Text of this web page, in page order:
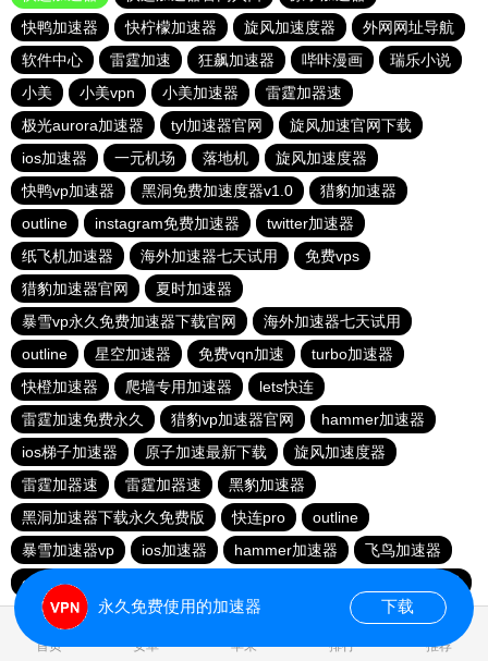
快鸭加速器
快柠檬加速器 旋风加速度器
外网网址导航
软件中心
雷霆加速 狂飙加速器 哔咔漫画
瑞乐小说
小美
小美vpn 小美加速器
雷霆加器速
极光aurora加速器
tyl加速器官网
旋风加速官网下载
ios加速器
一元机场 落地机
旋风加速度器
快鸭vp加速器
黑洞免费加速度器v1.0
猎豹加速器
outline
instagram免费加速器
twitter加速器
纸飞机加速器
海外加速器七天试用
免费vps
猎豹加速器官网
夏时加速器
暴雪vp永久免费加速器下载官网
海外加速器七天试用
outline
星空加速器 免费vqn加速
turbo加速器
快橙加速器
爬墙专用加速器
lets快连
雷霆加速免费永久
猎豹vp加速器官网
hammer加速器
ios梯子加速器
原子加速最新下载
旋风加速度器
雷霆加器速
雷霆加器速
黑豹加速器
黑洞加速器下载永久免费版
快连pro
outline
暴雪加速器vp
ios加速器 hammer加速器
飞鸟加速器
outline
黑洞nvp加速器
首页 安卓 苹果 排行 推荐
永久免费使用的加速器 下载
0.023344s